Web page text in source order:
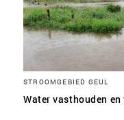
STROOMGEBIED GEUL
Water vasthouden